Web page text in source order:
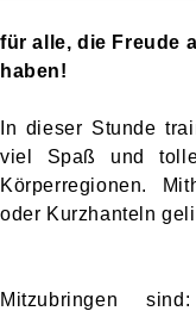
für alle, die Freude
haben!
In dieser Stunde
viel Spaß und
Körperregionen.
oder Kurzhanteln
Mitzubringen